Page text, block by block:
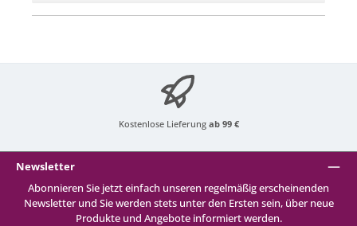
Kostenlose Lieferung ab 99 €
Newsletter
Abonnieren Sie jetzt einfach unseren regelmäßig erscheinenden
Newsletter und Sie werden stets unter den Ersten sein, über neue
Produkte und Angebote informiert werden.